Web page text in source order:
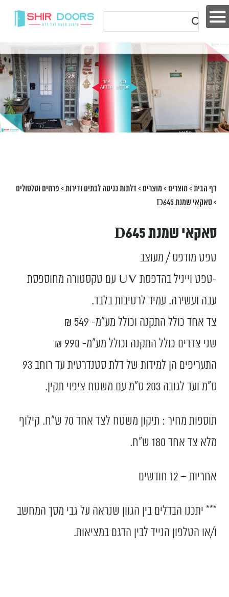
דף הבית>מוצרים >מוצרים >דלתות כניסה לבתים ודירות> פרחים וסלסולים
>סאקאי שמנת D645
סאקאי שמנת D645
טפט מודפס / מעוצב
-טפט וייניל בהדפסת UV עם טקסטורה מחוספסת
עבה ועשירה. עמיד לרטיבות בלבד.
צד אחד כולל התקנה וכולל מע”מ- 549 ₪
שני צדדים כולל התקנה וכולל מע”מ- 990 ₪
התעריפים הן למידות של דלת סטנדרטית עד רוחב 93
ס”מ ועד לגובה 203 ס”מ עם משטח ציפוי תקין.
תוספות מחיר : תיקון משטח לצד אחד 70 ש"ח. קילוף
מלא צד אחד 180 ש"ח.
אחריות – 12 חודשים
*** יתכנו הבדלים בין הגוון שנראה על גבי מסך המחשב
ו/או הטלפון הנייד לבין הדגם במציאות.